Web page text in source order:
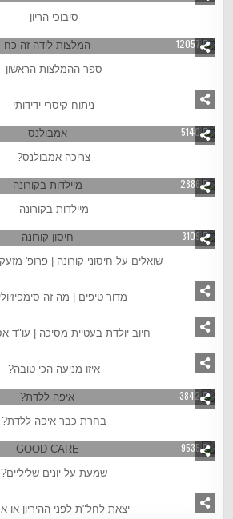
סיבוכי הריון
12057
ספר ההמלצות הראשון
ניתוח קיסרי ידידותי
5140
צריכה אמבולנס?
2886
מיילדות בקורונה
3109
שואלים על חיסוני קורונה | פרופ'
מדור טיפים | מה זה
חיוב יולדת בעטיית מסיכה | עו"ד
איזו מניעה הכי טובה?
3842
בחרת כבר איפה ללדת?
9535
שמעת על יונים שליליים?
יצאת לחל"ת לפני ההיריון או